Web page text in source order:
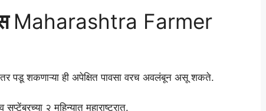
Maharashtra Farmer
पडू शकणाऱ्या ही अपेक्षित पावसा वरच अवलंबून असू शकते.
२ महिन्यात महाराष्ट्रात.